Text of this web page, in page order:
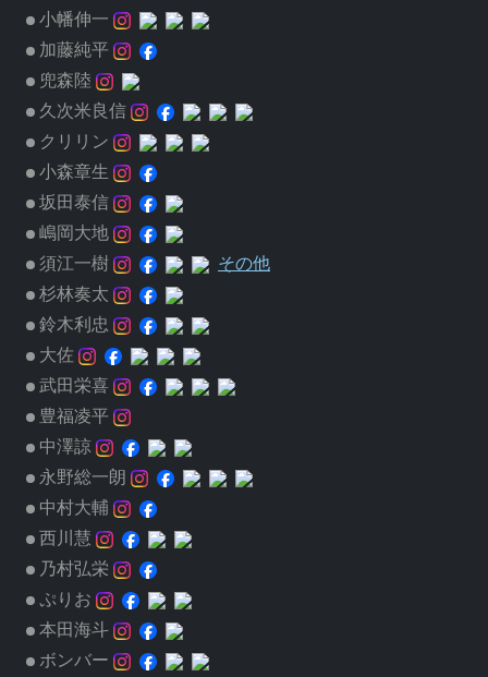
小幡伸一
加藤純平
兜森陸
久次米良信
クリリン
小森章生
坂田泰信
嶋岡大地
須江一樹
その他
杉林奏太
鈴木利忠
大佐
武田栄喜
豊福凌平
中澤諒
永野総一朗
中村大輔
西川慧
乃村弘栄
ぷりお
本田海斗
ボンバー